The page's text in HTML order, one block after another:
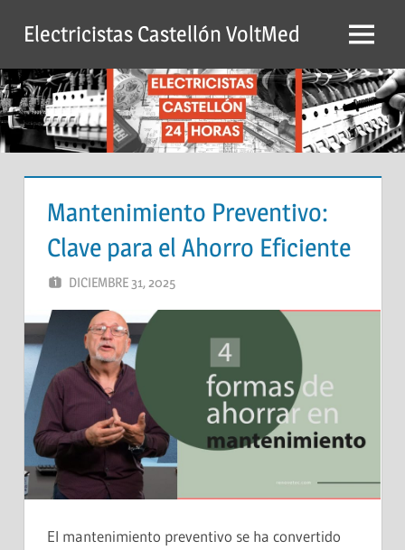
contenido
Electricistas Castellón VoltMed Menú
Mantenimiento Preventivo:
Clave para el Ahorro Eficiente
DICIEMBRE 31, 2025
El mantenimiento preventivo se ha convertido